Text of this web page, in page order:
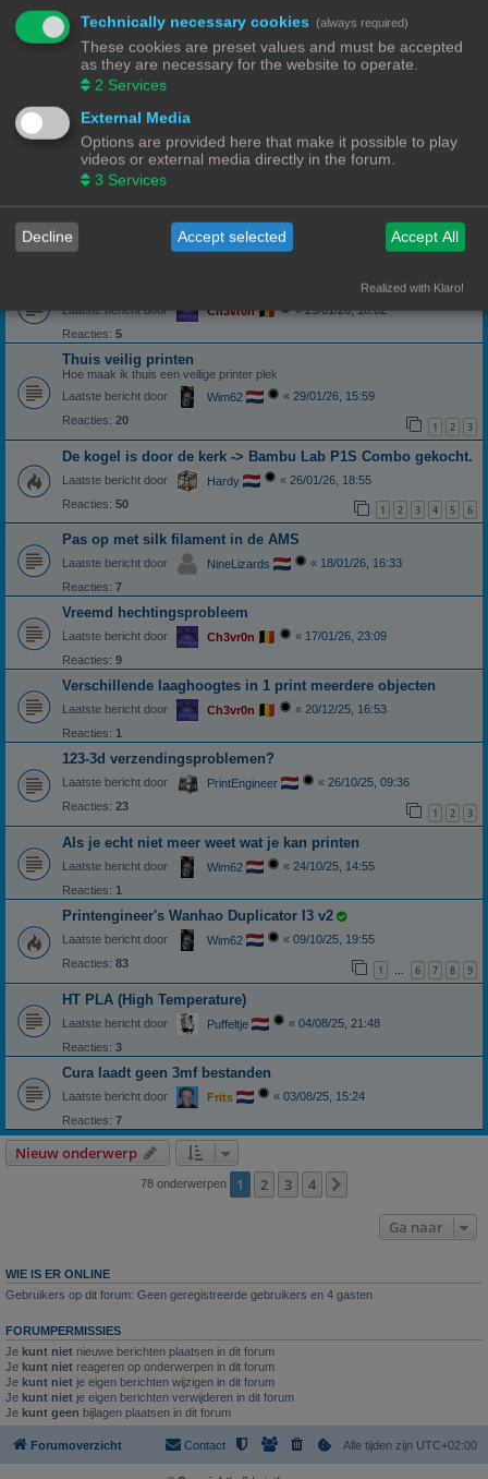
Jayo en leverbaarheid / kwaliteit Geetech
Laatste bericht door Ch3vr0n
10/04/26, 19:31
Reacties:
Samples filamenten
Samples filamenten
Laatste bericht door
Reacties: 10
Projet 660Pro
poeder printer met inkt
Laatste bericht door
«
Reacties:
Laatste bericht door Ch3vr0n «29/01/26, 18:02
Reacties: 5
Thuis veilig printen
Hoe maak ik thuis een veilige printer plek
Laatste bericht door
Wim62 « 29/01/26, 15:59
Reacties: 20 1 2 3
De kogel is door de kerk -> Bambu Lab P1S Combo gekocht.
Laatste bericht door Hardy « 26/01/26, 18:55
Reacties: 50 1 2 3 4 5 6
Pas op met silk filament in de AMS
Laatste bericht door NineLizards « 18/01/26, 16:33
Reacties: 7
Vreemd hechtingsprobleem
Laatste bericht door Ch3vr0n « 17/01/26, 23:09
Reacties: 9
Verschillende laaghoogtes in 1 print meerdere objecten
Laatste bericht door Ch3vr0n « 20/12/25, 16:53
Reacties: 1
123-3d verzendingsproblemen?
Laatste bericht door PrintEngineer « 26/10/25, 09:36
Reacties: 23 1 2 3
Als je echt niet meer weet wat je kan printen
Laatste bericht door Wim62 « 24/10/25, 14:55
Reacties: 1
Printengineer's Wanhao Duplicator I3 v2
Laatste bericht door Wim62 « 09/10/25, 19:55
Reacties: 83 1 … 6 7 8 9
HT PLA (High Temperature)
Laatste bericht door Puffeltje « 04/08/25, 21:48
Reacties: 3
Cura laadt geen 3mf bestanden
Laatste bericht door Frits « 03/08/25, 15:24
Reacties: 7
Nieuw onderwerp
78 onderwerpen 1 2 3 4
Ga naar
WIE IS ER ONLINE
Gebruikers op dit forum: Geen geregistreerde gebruikers en 4 gasten
FORUMPERMISSIES
Je kunt niet nieuwe berichten plaatsen in dit forum
Je kunt niet reageren op onderwerpen in dit forum
Je kunt niet je eigen berichten wijzigen in dit forum
Je kunt niet je eigen berichten verwijderen in dit forum
Je kunt geen bijlagen plaatsen in dit forum
Forumoverzicht Alle tijden zijn UTC+02:00
Contact
Technically necessary cookies (always required)
These cookies are preset values and must be accepted
as they are necessary for the website to operate.
2 Services
External Media
Options are provided here that make it possible to play
videos or external media directly in the forum.
3 Services
Decline Accept selected Accept All
Realized with Klaro!